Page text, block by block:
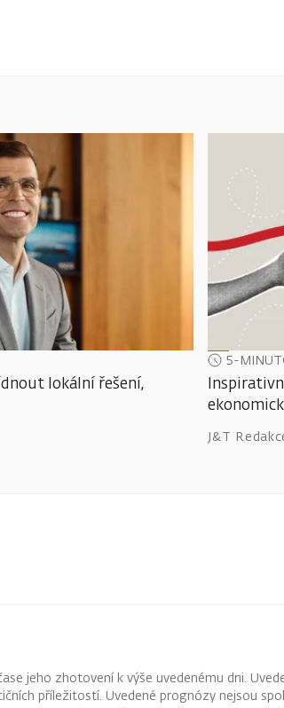
lokální řešení,
5-
J&T
jeho zhotovení k výše uvedenému dni.
příležitostí. Uvedené prognózy nejsou